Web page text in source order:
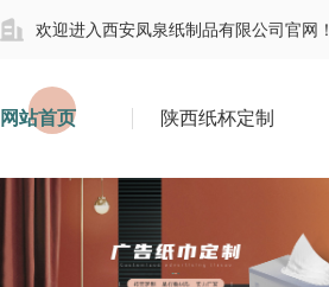
欢迎进入西安凤泉纸制品有限公司官网！
网站首页 陕西纸杯定制